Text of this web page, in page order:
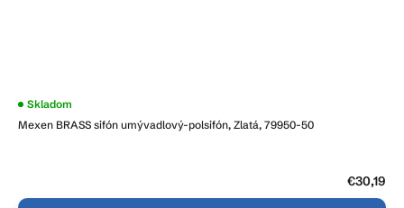
Mexen BRASS sifón umývadlový-polsifón, Zlatá, 79950-50
Skladom
€30,19